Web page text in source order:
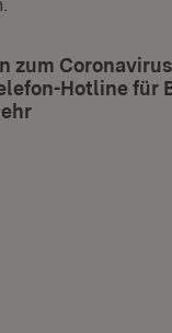
zum
Hotline für